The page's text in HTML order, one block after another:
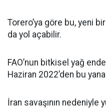
Torero’ya göre bu, yeni
da yol açabilir.
FAO’nun bitkisel yağ
Haziran 2022’den bu
İran savaşının nedeniyle